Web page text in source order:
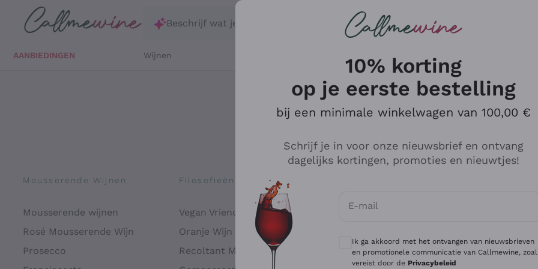
Ga direct naar de hoofdinhoud
Beschrijf wat je zoekt
AANBIEDINGEN Wijnen
Mousserende Wijnen
Mousserende wijnen
Rosé Mousserende Wijn
Prosecco
Filosofieën
Vegan Vriendelijk
Oranje Wijn
Recoltant Manipulant
Antinori
Ca' del Bosco
Gavi
10% korting
op je eerste bestelling
bij een minimale winkelwagen van 100,00 €
Schrijf je in voor onze nieuwsbrief en ontvang
dagelijks kortingen, promoties en nieuwtjes!
E-mail
Optionele toestemmingen om
Ik ga akkoord met het ontvangen van nieuwsbrieven
en promotionele communicatie van Callmewine,
vereist door de Privacybeleid